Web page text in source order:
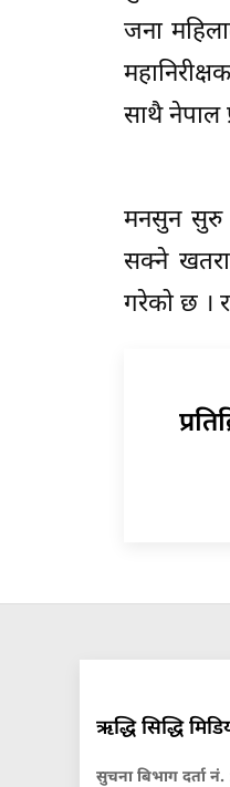
जना
साथै नेपाल
मनसुन सुरु
सक्ने खतरा
गरेको छ ।
ऋद्धि सिद्धि
सुचना बिभाग दर्ता नं.